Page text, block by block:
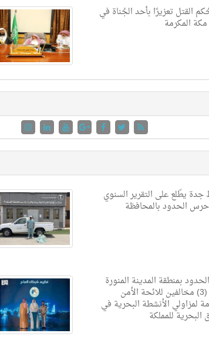
القتل تعزيرًا بأحد الجُناة في
المكرمة
يطّلع على التقرير السنوي
الحدود بالمحافظة
بمنطقة المدينة المنورة
يضبط (3) مخالفين للائحة الأمن
لمزاولي الأنشطة البحرية في
البحرية للمملكة